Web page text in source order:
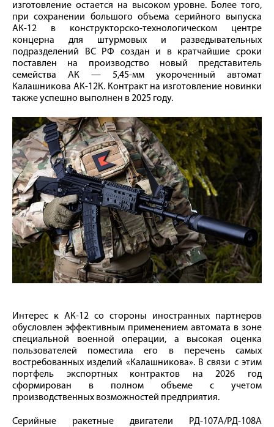
изготовление остается на высоком уровне. Более того,
при сохранении большого объема серийного выпуска
АК-12 в конструкторско-технологическом центре
концерна для штурмовых и разведывательных
подразделений ВС РФ создан и в кратчайшие сроки
поставлен на производство новый представитель
семейства АК — 5,45-мм укороченный автомат
Калашникова АК-12К. Контракт на изготовление новинки
также успешно выполнен в 2025 году.
Интерес к АК-12 со стороны иностранных партнеров
обусловлен эффективным применением автомата в зоне
специальной военной операции, а высокая оценка
пользователей поместила его в перечень самых
востребованных изделий «Калашникова». В связи с этим
портфель экспортных контрактов на 2026 год
сформирован в полном объеме с учетом
производственных возможностей предприятия.
Серийные ракетные двигатели РД-107А/РД-108А